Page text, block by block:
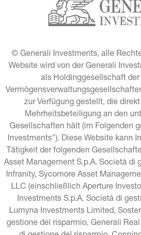
© Generali Investments, alle
Website wird von der Generali
als Holdinggesellschaft
zur Verfügung gestellt, die
Mehrheitsbeteiligung an den
Gesellschaften hält (im Folgenden
Investments"). Diese Website kann
Tätigkeit der folgenden
Asset Management S.p.A. Società di
Infranity, Sycomore Asset
LLC (einschließlich Aperture
Investments S.p.A. Società di
Lumyna Investments Limited,
gestione del risparmio, Generali